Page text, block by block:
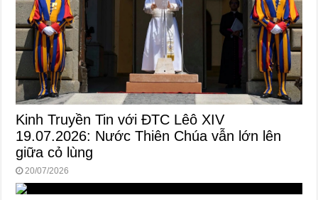
Kinh Truyền Tin với ĐTC Lêô XIV
19.07.2026: Nước Thiên Chúa vẫn lớn lên
giữa cỏ lùng
20/07/2026